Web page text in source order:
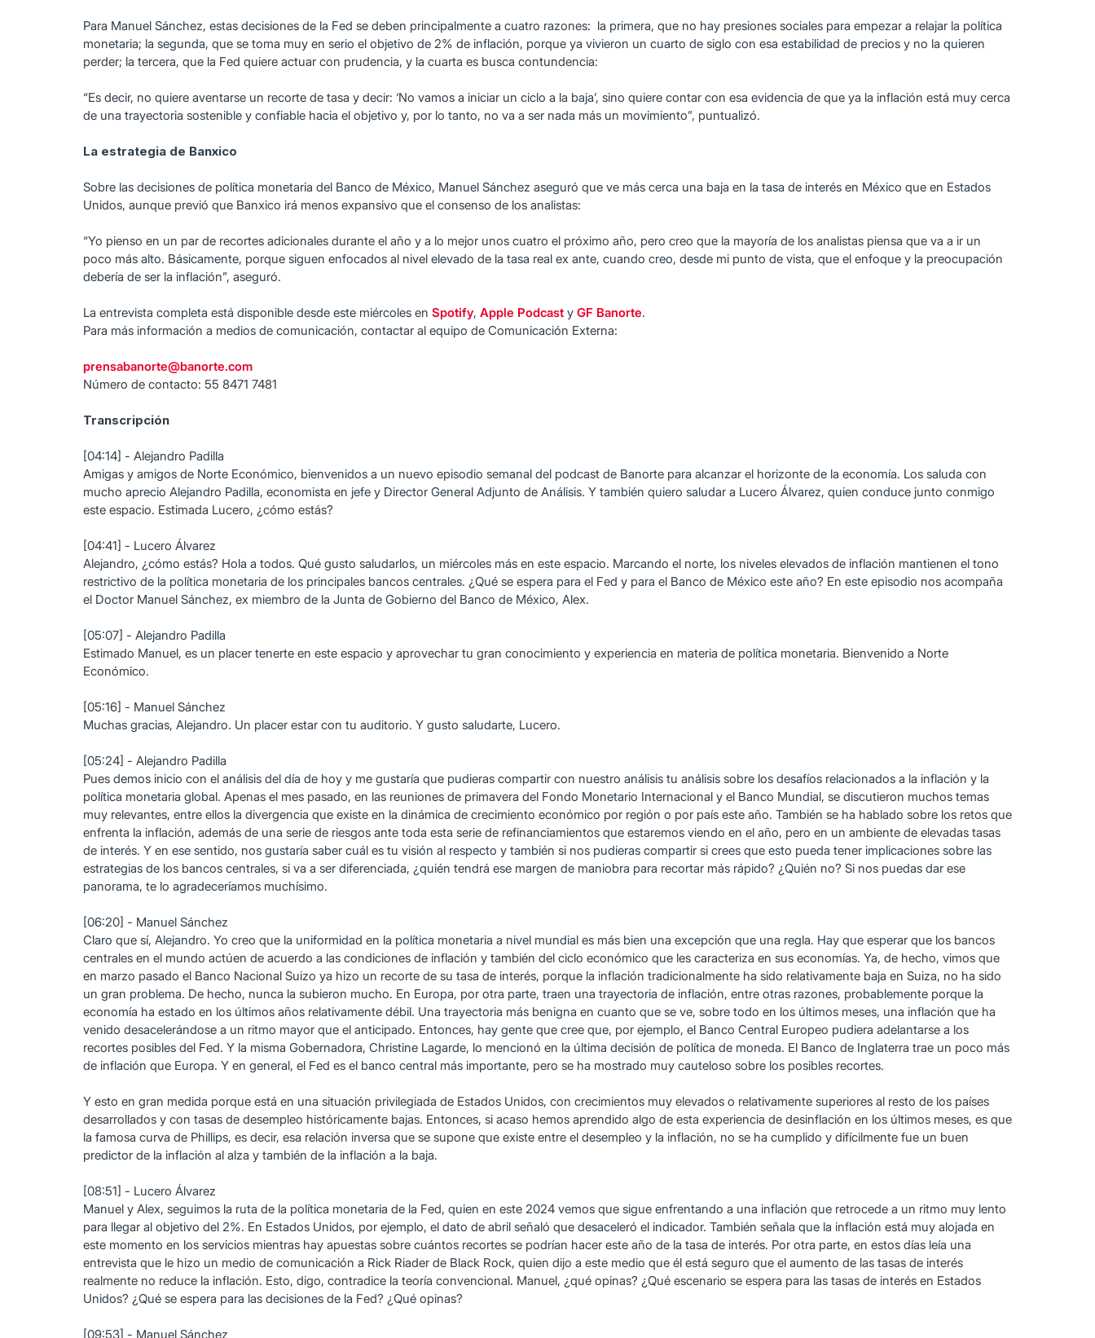
Para Manuel Sánchez, estas decisiones de la Fed se deben principalmente a cuatro razones: la primera, que no hay presiones sociales para empezar a relajar la política
monetaria; la segunda, que se toma muy en serio el objetivo de 2% de inflación, porque ya vivieron un cuarto de siglo con esa estabilidad de precios y no la quieren
perder; la tercera, que la Fed quiere actuar con prudencia, y la cuarta es busca contundencia:
“Es decir, no quiere aventarse un recorte de tasa y decir: ‘No vamos a iniciar un ciclo a la baja’, sino quiere contar con esa evidencia de que ya la inflación está muy cerca
de una trayectoria sostenible y confiable hacia el objetivo y, por lo tanto, no va a ser nada más un movimiento”, puntualizó.
La estrategia de Banxico
Sobre las decisiones de política monetaria del Banco de México, Manuel Sánchez aseguró que ve más cerca una baja en la tasa de interés en México que en Estados
Unidos, aunque previó que Banxico irá menos expansivo que el consenso de los analistas:
“Yo pienso en un par de recortes adicionales durante el año y a lo mejor unos cuatro el próximo año, pero creo que la mayoría de los analistas piensa que va a ir un
poco más alto. Básicamente, porque siguen enfocados al nivel elevado de la tasa real ex ante, cuando creo, desde mi punto de vista, que el enfoque y la preocupación
debería de ser la inflación”, aseguró.
La entrevista completa está disponible desde este miércoles en Spotify, Apple Podcast y GF Banorte.
Para más información a medios de comunicación, contactar al equipo de Comunicación Externa:
prensabanorte@banorte.com
Número de contacto: 55 8471 7481
Transcripción
[04:14] - Alejandro Padilla
Amigas y amigos de Norte Económico, bienvenidos a un nuevo episodio semanal del podcast de Banorte para alcanzar el horizonte de la economía. Los saluda con
mucho aprecio Alejandro Padilla, economista en jefe y Director General Adjunto de Análisis. Y también quiero saludar a Lucero Álvarez, quien conduce junto conmigo
este espacio. Estimada Lucero, ¿cómo estás?
[04:41] - Lucero Álvarez
Alejandro, ¿cómo estás? Hola a todos. Qué gusto saludarlos, un miércoles más en este espacio. Marcando el norte, los niveles elevados de inflación mantienen el tono
restrictivo de la política monetaria de los principales bancos centrales. ¿Qué se espera para el Fed y para el Banco de México este año? En este episodio nos acompaña
el Doctor Manuel Sánchez, ex miembro de la Junta de Gobierno del Banco de México, Alex.
[05:07] - Alejandro Padilla
Estimado Manuel, es un placer tenerte en este espacio y aprovechar tu gran conocimiento y experiencia en materia de política monetaria. Bienvenido a Norte
Económico.
[05:16] - Manuel Sánchez
Muchas gracias, Alejandro. Un placer estar con tu auditorio. Y gusto saludarte, Lucero.
[05:24] - Alejandro Padilla
Pues demos inicio con el análisis del día de hoy y me gustaría que pudieras compartir con nuestro análisis tu análisis sobre los desafíos relacionados a la inflación y la
política monetaria global. Apenas el mes pasado, en las reuniones de primavera del Fondo Monetario Internacional y el Banco Mundial, se discutieron muchos temas
muy relevantes, entre ellos la divergencia que existe en la dinámica de crecimiento económico por región o por país este año. También se ha hablado sobre los retos que
enfrenta la inflación, además de una serie de riesgos ante toda esta serie de refinanciamientos que estaremos viendo en el año, pero en un ambiente de elevadas tasas
de interés. Y en ese sentido, nos gustaría saber cuál es tu visión al respecto y también si nos pudieras compartir si crees que esto pueda tener implicaciones sobre las
estrategias de los bancos centrales, si va a ser diferenciada, ¿quién tendrá ese margen de maniobra para recortar más rápido? ¿Quién no? Si nos puedas dar ese
panorama, te lo agradeceríamos muchísimo.
[06:20] - Manuel Sánchez
Claro que sí, Alejandro. Yo creo que la uniformidad en la política monetaria a nivel mundial es más bien una excepción que una regla. Hay que esperar que los bancos
centrales en el mundo actúen de acuerdo a las condiciones de inflación y también del ciclo económico que les caracteriza en sus economías. Ya, de hecho, vimos que
en marzo pasado el Banco Nacional Suizo ya hizo un recorte de su tasa de interés, porque la inflación tradicionalmente ha sido relativamente baja en Suiza, no ha sido
un gran problema. De hecho, nunca la subieron mucho. En Europa, por otra parte, traen una trayectoria de inflación, entre otras razones, probablemente porque la
economía ha estado en los últimos años relativamente débil. Una trayectoria más benigna en cuanto que se ve, sobre todo en los últimos meses, una inflación que ha
venido desacelerándose a un ritmo mayor que el anticipado. Entonces, hay gente que cree que, por ejemplo, el Banco Central Europeo pudiera adelantarse a los
recortes posibles del Fed. Y la misma Gobernadora, Christine Lagarde, lo mencionó en la última decisión de política de moneda. El Banco de Inglaterra trae un poco más
de inflación que Europa. Y en general, el Fed es el banco central más importante, pero se ha mostrado muy cauteloso sobre los posibles recortes.
Y esto en gran medida porque está en una situación privilegiada de Estados Unidos, con crecimientos muy elevados o relativamente superiores al resto de los países
desarrollados y con tasas de desempleo históricamente bajas. Entonces, si acaso hemos aprendido algo de esta experiencia de desinflación en los últimos meses, es que
la famosa curva de Phillips, es decir, esa relación inversa que se supone que existe entre el desempleo y la inflación, no se ha cumplido y difícilmente fue un buen
predictor de la inflación al alza y también de la inflación a la baja.
[08:51] - Lucero Álvarez
Manuel y Alex, seguimos la ruta de la política monetaria de la Fed, quien en este 2024 vemos que sigue enfrentando a una inflación que retrocede a un ritmo muy lento
para llegar al objetivo del 2%. En Estados Unidos, por ejemplo, el dato de abril señaló que desaceleró el indicador. También señala que la inflación está muy alojada en
este momento en los servicios mientras hay apuestas sobre cuántos recortes se podrían hacer este año de la tasa de interés. Por otra parte, en estos días leía una
entrevista que le hizo un medio de comunicación a Rick Riader de Black Rock, quien dijo a este medio que él está seguro que el aumento de las tasas de interés
realmente no reduce la inflación. Esto, digo, contradice la teoría convencional. Manuel, ¿qué opinas? ¿Qué escenario se espera para las tasas de interés en Estados
Unidos? ¿Qué se espera para las decisiones de la Fed? ¿Qué opinas?
[09:53] - Manuel Sánchez